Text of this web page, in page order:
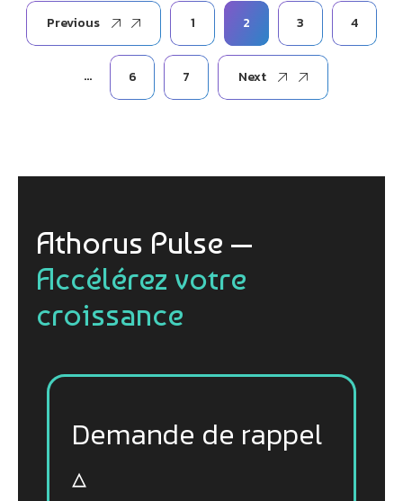
Previous 1 2 3 4
… 6 7 Next
Athorus Pulse —
Accélérez votre
croissance
Demande de rappel
▵